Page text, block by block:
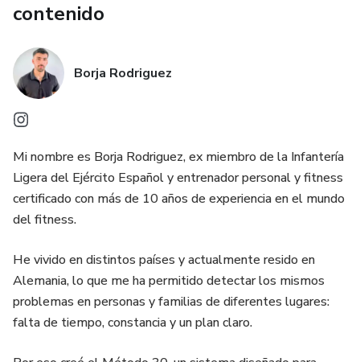
contenido
Borja Rodriguez
Mi nombre es Borja Rodriguez, ex miembro de la Infantería
Ligera del Ejército Español y entrenador personal y fitness
certificado con más de 10 años de experiencia en el mundo
del fitness.
He vivido en distintos países y actualmente resido en
Alemania, lo que me ha permitido detectar los mismos
problemas en personas y familias de diferentes lugares:
falta de tiempo, constancia y un plan claro.